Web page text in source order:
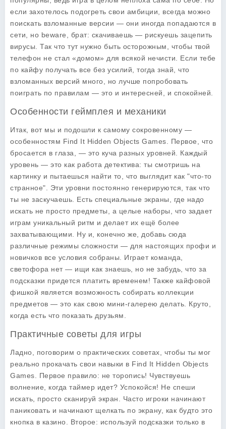
если захотелось подогреть свои амбиции, всегда можно
поискать взломанные версии — они иногда попадаются в
сети, но beware, брат: скачиваешь — рискуешь зацепить
вирусы. Так что тут нужно быть осторожным, чтобы твой
телефон не стал «домом» для всякой нечисти. Если тебе
по кайфу получать все без усилий, тогда знай, что
взломанных версий много, но лучше попробовать
поиграть по правилам — это и интересней, и спокойней.
Особенности геймплея и механики
Итак, вот мы и подошли к самому сокровенному —
особенностям Find It Hidden Objects Games . Первое, что
бросается в глаза, — это куча разных уровней. Каждый
уровень — это как работа детектива: ты смотришь на
картинку и пытаешься найти то, что выглядит как "что-то
странное". Эти уровни постоянно генерируются, так что
ты не заскучаешь. Есть специальные экраны, где надо
искать не просто предметы, а целые наборы, что задает
играм уникальный ритм и делает их ещё более
захватывающими. Ну и, конечно же, добавь сюда
различные режимы сложности — для настоящих профи и
новичков все условия собраны. Играет команда,
светофора нет — ищи как знаешь, но не забудь, что за
подсказки придется платить временем! Также кайфовой
фишкой является возможность собирать коллекции
предметов — это как свою мини-галерею делать. Круто,
когда есть что показать друзьям.
Практичные советы для игры
Ладно, поговорим о практических советах, чтобы ты мог
реально прокачать свои навыки в Find It Hidden Objects
Games . Первое правило: не торопись! Чувствуешь
волнение, когда таймер идет? Успокойся! Не спеши
искать, просто сканируй экран. Часто игроки начинают
паниковать и начинают щелкать по экрану, как будто это
кнопка в казино. Второе: используй подсказки только в